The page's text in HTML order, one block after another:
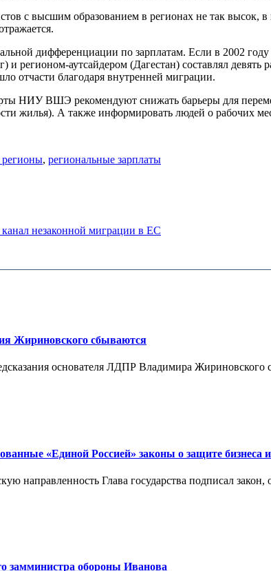
с высшим образованием в регионах не так высок,
дифференциации по зарплатам. Если в 2002
аутсайдером (Дагестан) составлял девять
отчасти благодаря внутренней миграции.
НИУ ВШЭ рекомендуют снижать барьеры для
жилья). А также информировать людей о рабочих
регионы, региональные зарплаты
незаконной миграции в ЕС
Жириновского сбываются
основателя ЛДПР Владимира Жириновского
«Единой Россией» законы о защите бизнеса
направленность Глава государства подписал
замминистра обороны Иванова